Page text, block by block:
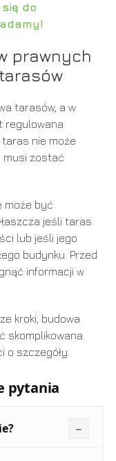
do
prawnych
tarasów, a w
regulowana
nie może
musi zostać
może być
jeśli taras
lub jeśli jego
budynku. Przed
informacji w
kroki, budowa
skomplikowana.
o szczegóły.
pytania